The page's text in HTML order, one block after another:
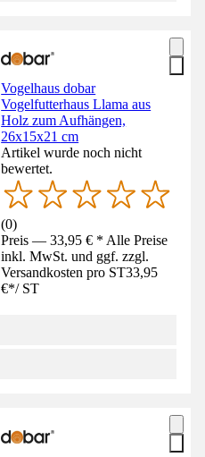
Vogelhaus dobar
Vogelfutterhaus Llama aus
Holz zum Aufhängen,
26x15x21 cm
Artikel wurde noch nicht
bewertet.
(0)
Preis — 33,95 € * Alle Preise
inkl. MwSt. und ggf. zzgl.
Versandkosten pro ST33,95
€*/ ST